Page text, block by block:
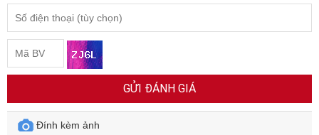
GỬI ĐÁNH GIÁ
Đính kèm ảnh